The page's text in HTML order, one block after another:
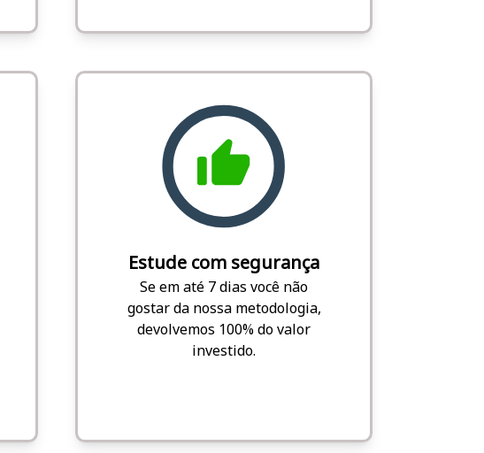
Estude com segurança
Se em até 7 dias você não
gostar da nossa metodologia,
devolvemos 100% do valor
investido.